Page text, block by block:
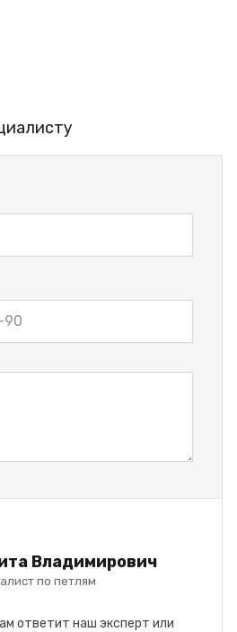
Владимирович
по петлям
ответит наш эксперт или